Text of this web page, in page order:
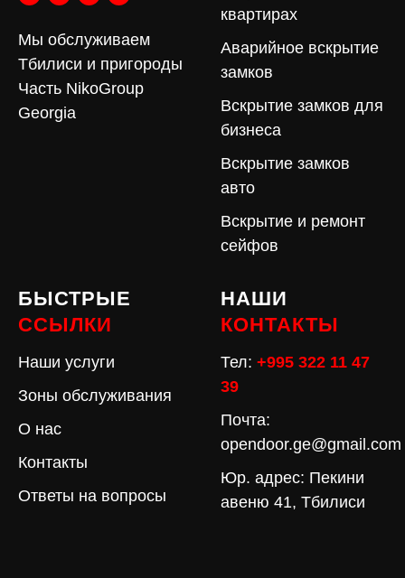
Мы обслуживаем
Тбилиси и пригороды
Часть NikoGroup
Georgia
квартирах
Аварийное вскрытие
замков
Вскрытие замков для
бизнеса
Вскрытие замков
авто
Вскрытие и ремонт
сейфов
БЫСТРЫЕ
ССЫЛКИ
Наши услуги
Зоны обслуживания
О нас
Контакты
Ответы на вопросы
НАШИ
КОНТАКТЫ
Тел: +995 322 11 47
39
Почта:
opendoor.ge@gmail.com
Юр. адрес: Пекини
авеню 41, Тбилиси